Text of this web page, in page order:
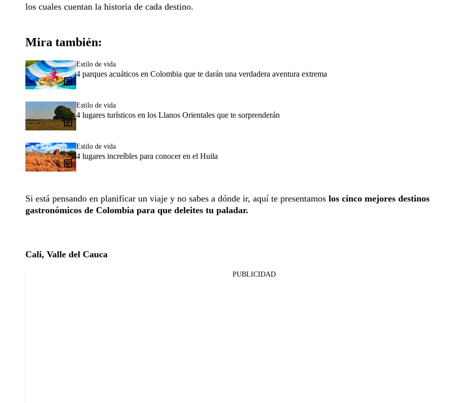
los cuales cuentan la historia de cada destino.
Mira también:
Estilo de vida
4 parques acuáticos en Colombia que te darán una verdadera aventura extrema
Estilo de vida
4 lugares turísticos en los Llanos Orientales que te sorprenderán
Estilo de vida
4 lugares increíbles para conocer en el Huila
Si está pensando en planificar un viaje y no sabes a dónde ir, aquí te presentamos los cinco mejores destinos
gastronómicos de Colombia para que deleites tu paladar.
Cali, Valle del Cauca
PUBLICIDAD